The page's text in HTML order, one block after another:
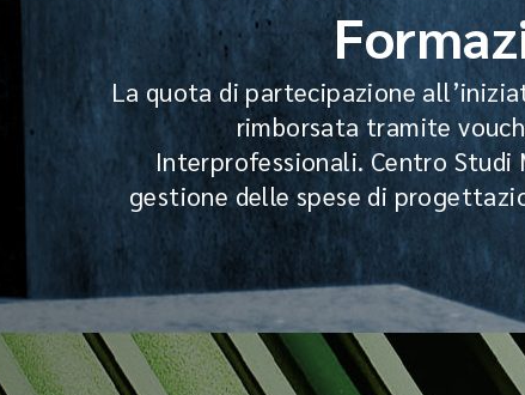
La quota di partecipazione
rimborsata tramite
Interprofessionali. Centro
gestione delle spese di